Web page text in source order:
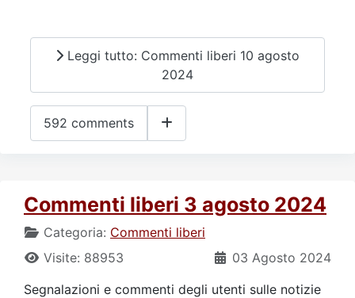
Leggi tutto: Commenti liberi 10 agosto
2024
592 comments
Commenti liberi 3 agosto 2024
Categoria: Commenti liberi
03 Agosto 2024
Visite: 88953
Segnalazioni e commenti degli utenti sulle notizie